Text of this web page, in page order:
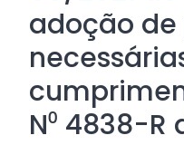
adoção
N⁰ 4838-R